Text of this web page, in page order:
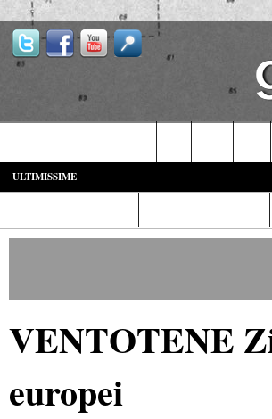
ULTIMISSIME
VENTOTENE
europei